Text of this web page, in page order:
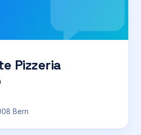
Login
Pizzeria
Bern